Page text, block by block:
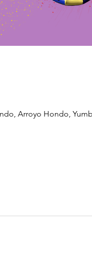
Arroyo Hondo,